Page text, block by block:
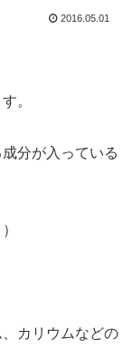
2016.05.01
。
分が入っている
カリウムなどの